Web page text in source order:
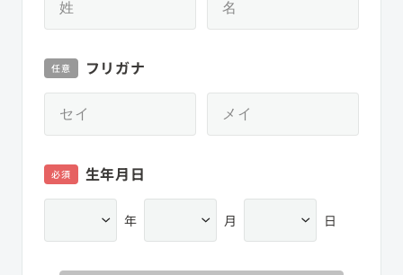
フリガナ
任意
生年月日
必須
年 月 日